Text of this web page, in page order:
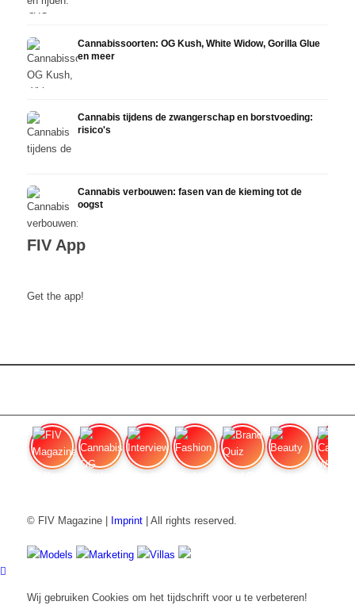
Cannabissoorten: OG Kush, White Widow, Gorilla Glue
en meer
Cannabis tijdens de zwangerschap en borstvoeding:
risico's
Cannabis verbouwen: fasen van de kieming tot de
oogst
FIV App
Get the app!
© FIV Magazine | Imprint| All rights reserved.
Models Marketing Villas
Wij gebruiken Cookies om het tijdschrift voor u te verbeteren!